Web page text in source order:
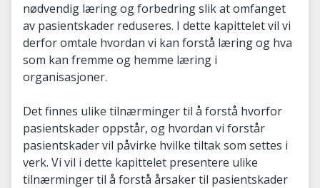
nødvendig læring og forbedring slik at omfanget
av pasientskader reduseres. I dette kapittelet vil vi
derfor omtale hvordan vi kan forstå læring og hva
som kan fremme og hemme læring i
organisasjoner.
Det finnes ulike tilnærminger til å forstå hvorfor
pasientskader oppstår, og hvordan vi forstår
pasientskader vil påvirke hvilke tiltak som settes i
verk. Vi vil i dette kapittelet presentere ulike
tilnærminger til å forstå årsaker til pasientskader